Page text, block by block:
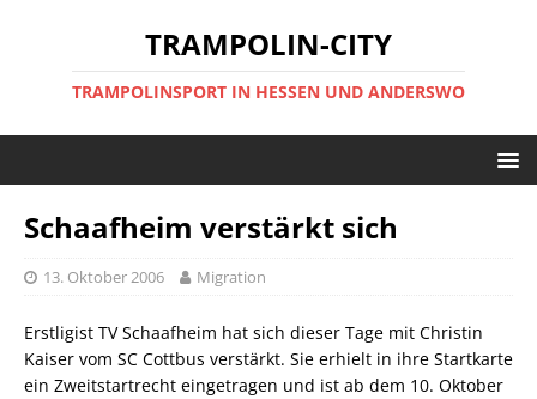
TRAMPOLIN-CITY
TRAMPOLINSPORT IN HESSEN UND ANDERSWO
Schaafheim verstärkt sich
13. Oktober 2006 Migration
Erstligist TV Schaafheim hat sich dieser Tage mit Christin
Kaiser vom SC Cottbus verstärkt. Sie erhielt in ihre Startkarte
ein Zweitstartrecht eingetragen und ist ab dem 10. Oktober